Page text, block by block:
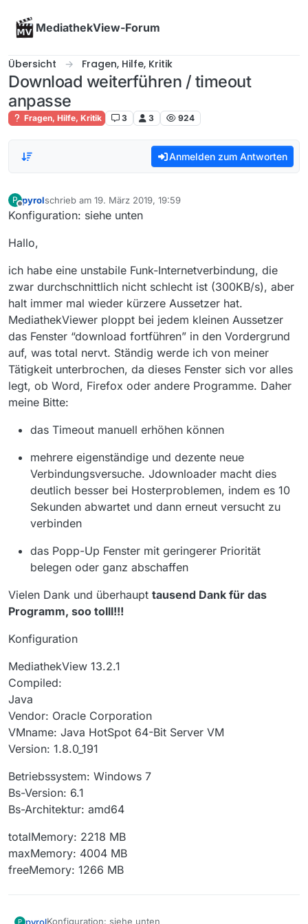
MediathekView-Forum
Übersicht Fragen, Hilfe, Kritik
Download weiterführen / timeout
anpasse
Fragen, Hilfe, Kritik 3 3 924
Anmelden zum Antworten
P
Offline
pyrolschrieb am 19. März 2019, 19:59
zuletzt editiert von
Konfiguration: siehe unten
Hallo,
ich habe eine unstabile Funk-Internetverbindung, die
zwar durchschnittlich nicht schlecht ist (300KB/s), aber
halt immer mal wieder kürzere Aussetzer hat.
MediathekViewer ploppt bei jedem kleinen Aussetzer
das Fenster “download fortführen” in den Vordergrund
auf, was total nervt. Ständig werde ich von meiner
Tätigkeit unterbrochen, da dieses Fenster sich vor alles
legt, ob Word, Firefox oder andere Programme. Daher
meine Bitte:
das Timeout manuell erhöhen können
mehrere eigenständige und dezente neue
Verbindungsversuche. Jdownloader macht dies
deutlich besser bei Hosterproblemen, indem es 10
Sekunden abwartet und dann erneut versucht zu
verbinden
das Popp-Up Fenster mit geringerer Priorität
belegen oder ganz abschaffen
Vielen Dank und überhaupt tausend Dank für das
Programm, soo tolll!!!
Konfiguration
MediathekView 13.2.1
Compiled:
Java
Vendor: Oracle Corporation
VMname: Java HotSpot 64-Bit Server VM
Version: 1.8.0_191
Betriebssystem: Windows 7
Bs-Version: 6.1
Bs-Architektur: amd64
totalMemory: 2218 MB
maxMemory: 4004 MB
freeMemory: 1266 MB
P pyrolKonfiguration: siehe unten